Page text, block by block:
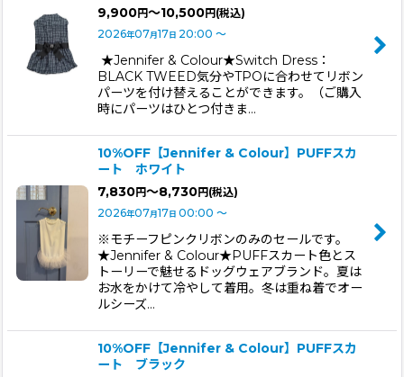
9,900円～10,500円 (税込)
2026年07月17日 20:00 ～
★Jennifer & Colour★Switch Dress：
BLACK TWEED気分やTPOに合わせてリボン
パーツを付け替えることができます。（ご購入
時にパーツはひとつ付きま…
10%OFF【Jennifer & Colour】PUFFスカ
ート ホワイト
7,830円～8,730円 (税込)
2026年07月17日 00:00 ～
※モチーフピンクリボンのみのセールです。
★Jennifer & Colour★PUFFスカート色とス
トーリーで魅せるドッグウェアブランド。夏は
お水をかけて冷やして着用。冬は重ね着でオー
ルシーズ…
10%OFF【Jennifer & Colour】PUFFスカ
ート ブラック